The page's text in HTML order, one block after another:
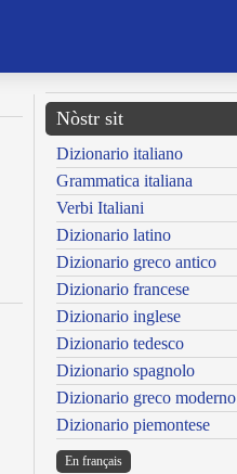
Nòstr sit
Dizionario italiano
Grammatica italiana
Verbi Italiani
Dizionario latino
Dizionario greco antico
Dizionario francese
Dizionario inglese
Dizionario tedesco
Dizionario spagnolo
Dizionario greco moderno
Dizionario piemontese
En français